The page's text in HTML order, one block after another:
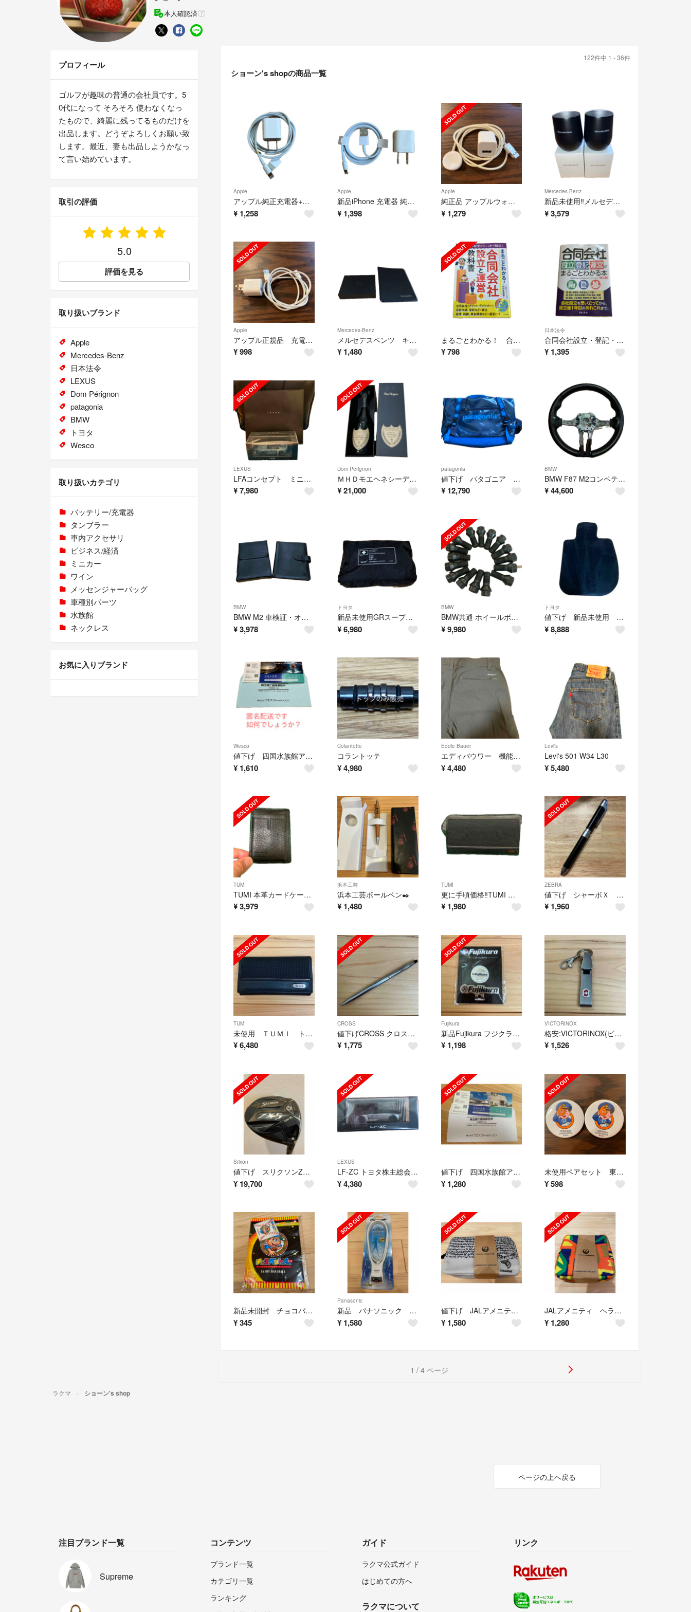
本人確認済
122件中 1 - 36件
ショーン's shopの商品一覧
Apple
アップル純正充電器+ケーブル ライトニング
¥ 1,258
Apple
新品iPhone 充電器 純正 USBタイプ ライトニングケーブル Apple正規品
¥ 1,398
Apple
純正品 アップルウォッチ 充電器+ケーブルセット
¥ 1,279
Mercedes-Benz
新品未使用‼️メルセデスベンツ真空ステンレス タンブラー ペアセット
¥3,579
Apple
アップル正規品 充電器+USBタイプlightningケーブル
¥998
Mercedes-Benz
メルセデスベンツ キー意匠箱 車検証入れ
¥ 1,480
まるごとわかる！ 合同会社設立と運営の教科書
¥ 798
日本法令
合同会社設立・登記・運営がまるごとわかる本
¥ 1,395
LEXUS
LFAコンセプト ミニカー トヨタ 2026株主総会 ノベルティ
¥7,980
Dom Pérignon
ＭＨＤモエヘネシーディアジオ ＭＨＤ-３０１ ドン ペリニヨン２０１５ ＶＧＢ２
¥21,000
patagonia
値下げ パタゴニア メッセンジャー バッグ
¥ 12,790
BMW
BMW F87 M2コンペティション 純正ステアリング
¥44,600
BMW
BMW M2 車検証・オーナーズマニュアルケース
¥3,978
トヨタ
新品未使用GRスープラ 救急キット
¥6,980
BMW
BMW共通 ホイールボルト M14X1.25（ブラック）１６本 GRスープラ使用
¥ 9,980
トヨタ
値下げ 新品未使用 GRスープラ 純正フロアマット
¥8,888
Wesco
値下げ 四国水族館アトア 株主優待2026/10/31期限
¥ 1,610
Colantotte
コラントッテ
¥4,980
Eddie Bauer
エディバウワー 機能的黒スラックス W33 L32
¥ 4,480
Levi's
Levi's 501 W34 L30
¥5,480
TUMI
TUMI 本革カードケース マネークリップ
¥3,979
浜本工芸
浜本工芸ボールペン✒️
¥ 1,480
TUMI
更に手頃価格‼️TUMI 長財布
¥ 1,980
ZEBRA
値下げ シャーボＸ LT3ブラックレザー (シャーペン 赤 黒)
¥ 1,960
TUMI
未使用 ＴＵＭＩ トゥミ キーケース
¥6,480
CROSS
値下げCROSS クロス シャーペン ツイスト式 / 高級 シルバー USA刻印
¥ 1,775
Fujikura
新品Fujikura フジクラ クリップマーカー
¥ 1,198
VICTORINOX
格安:VICTORINOX(ビクトリノックス) ベルトハンガー コンビネ
¥ 1,526
Srixon
値下げ スリクソンZX5 MKⅡ LS 10.5°
¥ 19,700
LEXUS
LF-ZC トヨタ株主総会 ノベルティ
¥4,380
値下げ 四国水族館アトア 株主優待2025/10/31期限
¥ 1,280
未使用ペアセット 東海道新幹線６０周年缶バッジ
¥598
新品未開封 チョコバット ノート
¥345
Panasonic
新品 パナソニック ネックライト
¥ 1,580
値下げ JALアメニティ ヘラルボニー
¥ 1,580
JALアメニティ ヘラルボニー
¥ 1,280
1 / 4 ページ
プロフィール
ゴルフが趣味の普通の会社員です。5
0代になって そろそろ 使わなくなっ
たもので、綺麗に残ってるものだけを
出品します。どうぞよろしくお願い致
します。最近、妻も出品しようかなっ
て言い始めています。
取引の評価
5.0
評価を見る
取り扱いブランド
Apple
Mercedes-Benz
日本法令
LEXUS
Dom Pérignon
patagonia
BMW
トヨタ
Wesco
取り扱いカテゴリ
バッテリー/充電器
タンブラー
車内アクセサリ
ビジネス/経済
ミニカー
ワイン
メッセンジャーバッグ
車種別パーツ
水族館
ネックレス
お気に入りブランド
ラクマ ショーン's shop
ページの上へ戻る
注目ブランド一覧
Supreme
コンテンツ
ブランド一覧
カテゴリ一覧
ランキング
ガイド
ラクマ公式ガイド
はじめての方へ
ラクマについて
リンク